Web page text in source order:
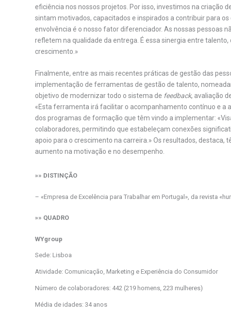
eficiência nos nossos projetos. Por isso, investimos na criação
sintam motivados, capacitados e inspirados a contribuir para
envolvência é o nosso fator diferenciador. As nossas pessoas
refletem na qualidade da entrega. É essa sinergia entre
crescimento.»
Finalmente, entre as mais recentes práticas de gestão das
implementação de ferramentas de gestão de talento,
objetivo de modernizar todo o sistema de feedback, avaliação
«Esta ferramenta irá facilitar o acompanhamento contínuo e a
dos programas de formação que têm vindo a implementar:
colaboradores, permitindo que estabeleçam conexões
apoio para o crescimento na carreira.» Os resultados,
aumento na motivação e no desempenho.
»» DISTINÇÃO
– «Empresa de Excelência para Trabalhar em Portugal», da revista
»» QUADRO
WYgroup
Sede: Lisboa
Atividade: Comunicação, Marketing e Experiência do Consumidor
Número de colaboradores: 442 (219 homens, 223 mulheres)
Média de idades: 34 anos